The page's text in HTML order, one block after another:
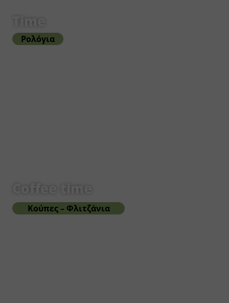
Time
Ρολόγια
Coffee time
Κούπες – Φλιτζάνια